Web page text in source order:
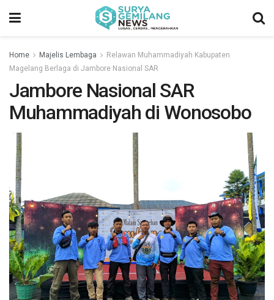
Home Majelis Lembaga
Relawan Muhammadiyah Kabupaten
Magelang Berlaga di Jambore Nasional SAR
Jambore Nasional SAR
Muhammadiyah di Wonosobo